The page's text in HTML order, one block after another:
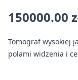
150000.00
Tomograf wysokiej
polami widzenia i